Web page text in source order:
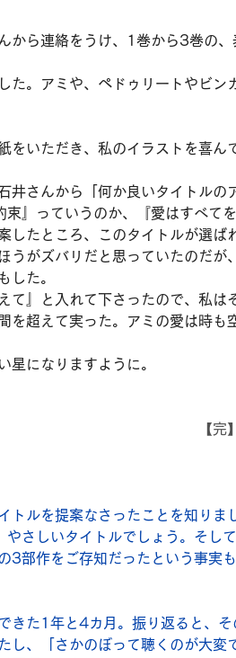
ら連絡をうけ、1巻から3巻の、
。アミや、ペドゥリートやビン
いただき、私のイラストを喜ん
さんから「何か良いタイトルの
』っていうのか、『愛はすべて
したところ、このタイトルが選ば
がズバリだと思っていたのだが
した。
』と入れて下さったので、私は
超えて実った。アミの愛は時も
になりますように。
】
ルを提案なさったことを知りま
しいタイトルでしょう。そし
3部作をご存知だったという事実
た1年と4カ月。振り返ると、そ
し、「さかのぼって聴くのが大